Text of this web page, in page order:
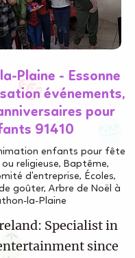
Plaine - Essonne
événements,
pour
91410
enfants pour fête
religieuse, Baptême,
d'entreprise, Écoles,
goûter, Arbre de Noël à
la-Plaine
Specialist in
since